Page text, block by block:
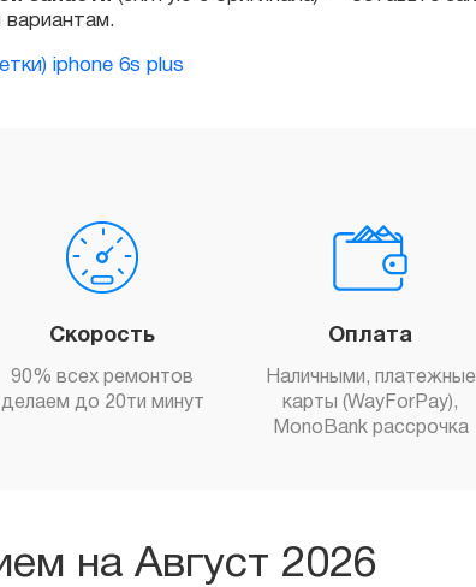
iphone 6s plus
Скорость
90% всех ремонтов
делаем до 20ти минут
Оплата
Наличными, платежные
карты (WayForPay),
MonoBank рассрочка
на Август 2026